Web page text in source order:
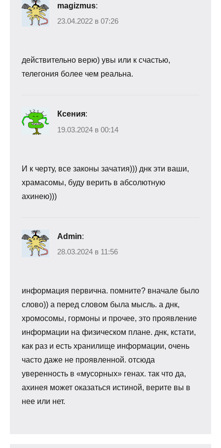
magizmus:
23.04.2022 в 07:26
действительно верю) увы или к счастью,
телегония более чем реальна.
Ксения:
19.03.2024 в 00:14
И к черту, все законы зачатия))) днк эти ваши,
храмасомы, буду верить в абсолютную
ахинею)))
Admin:
28.03.2024 в 11:56
информация первична. помните? вначале было
слово)) а перед словом была мысль. а днк,
хромосомы, гормоны и прочее, это проявление
информации на физическом плане. днк, кстати,
как раз и есть хранилище информации, очень
часто даже не проявленной. отсюда
уверенность в «мусорных» генах. так что да,
ахинея может оказаться истиной, верите вы в
нее или нет.